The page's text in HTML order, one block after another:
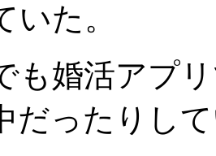
いた。
も婚活アプ
だったりし